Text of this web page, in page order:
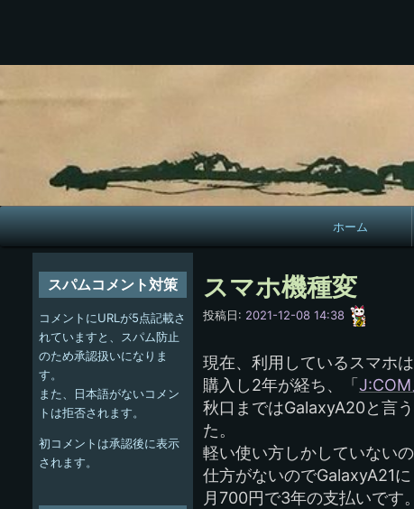
メ
イ
ホーム
スマホ機種変
投稿日: 2021-12-08 14:38
現在、利用しているスマホ
購入し2年が経ち、「
秋口まではGalaxyA20と言
た。
軽い使い方しかしていない
仕方がないのでGalaxyA21に
月700円で3年の支払いです
スパムコメント対策
コメントにURLが5点記載さ
れていますと、スパム防止
のため承認扱いになりま
す。
また、日本語がないコメン
トは拒否されます。
初コメントは承認後に表示
されます。